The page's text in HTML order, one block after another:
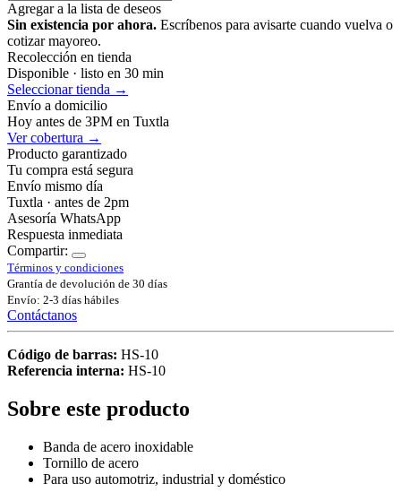
Agregar a la lista de deseos
Sin existencia por ahora. Escríbenos para avisarte cuando vuelva o
cotizar mayoreo.
Recolección en tienda
Disponible · listo en 30 min
Seleccionar tienda →
Envío a domicilio
Hoy antes de 3PM en Tuxtla
Ver cobertura →
Producto garantizado
Tu compra está segura
Envío mismo día
Tuxtla · antes de 2pm
Asesoría WhatsApp
Respuesta inmediata
Compartir:
Términos y condiciones
Grantía de devolución de 30 días
Envío: 2-3 días hábiles
Contáctanos
Código de barras: HS-10
Referencia interna: HS-10
Sobre este producto
Banda de acero inoxidable
Tornillo de acero
Para uso automotriz, industrial y doméstico